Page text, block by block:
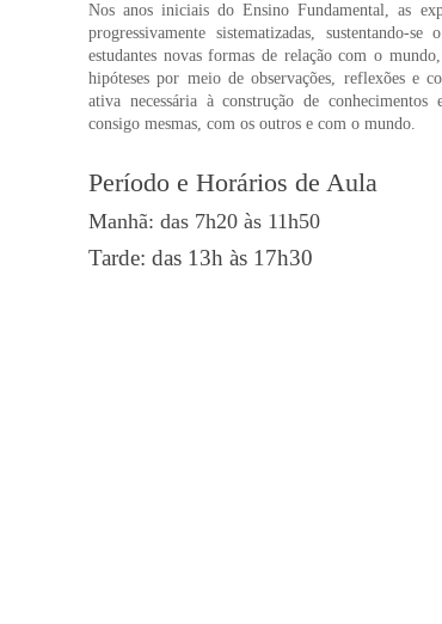
Nos anos iniciais do Ensino Fundamental, as
progressivamente sistematizadas, sustentando-
estudantes novas formas de relação com o
hipóteses por meio de observações, reflexões e
ativa necessária à construção de
consigo mesmas, com os outros e com o mundo.
Período e Horários de Aula
Manhã: das 7h20 às 11h50
Tarde: das 13h às 17h30